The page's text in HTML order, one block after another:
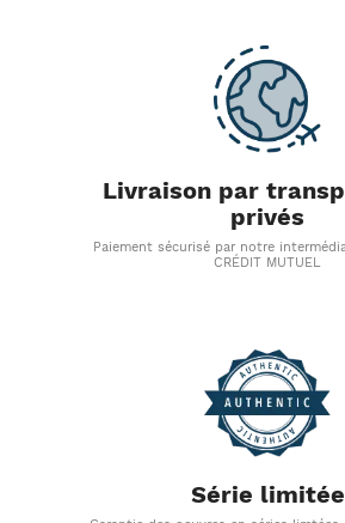
Livraison par
privés
Paiement sécurisé par notre
CRÉDIT MUTUEL
Série limitée